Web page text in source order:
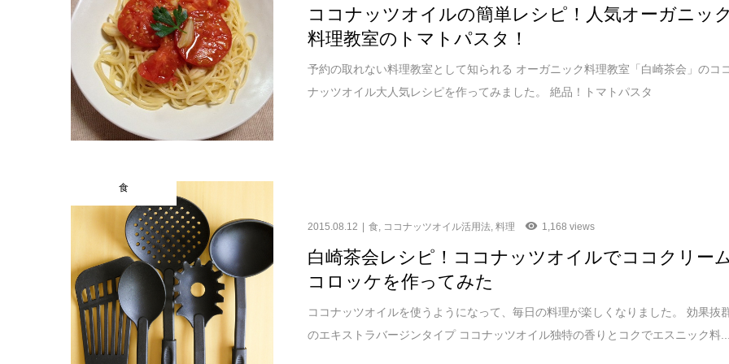
ココナッツオイルの簡単レシピ！人気オーガニック
料理教室のトマトパスタ！
予約の取れない料理教室として知られる オーガニック料理教室「白崎茶会」のコ
ナッツオイル大人気レシピを作ってみました。 絶品！トマトパスタ
食
2015.08.12 食, ココナッツオイル活用法,料理 1,168 views
白崎茶会レシピ！ココナッツオイルでココクリー
コロッケを作ってみた
ココナッツオイルを使うようになって、毎日の料理が楽しくなりました。 効果抜
のエキストラバージンタイプ ココナッツオイル独特の香りとコクでエスニック料...